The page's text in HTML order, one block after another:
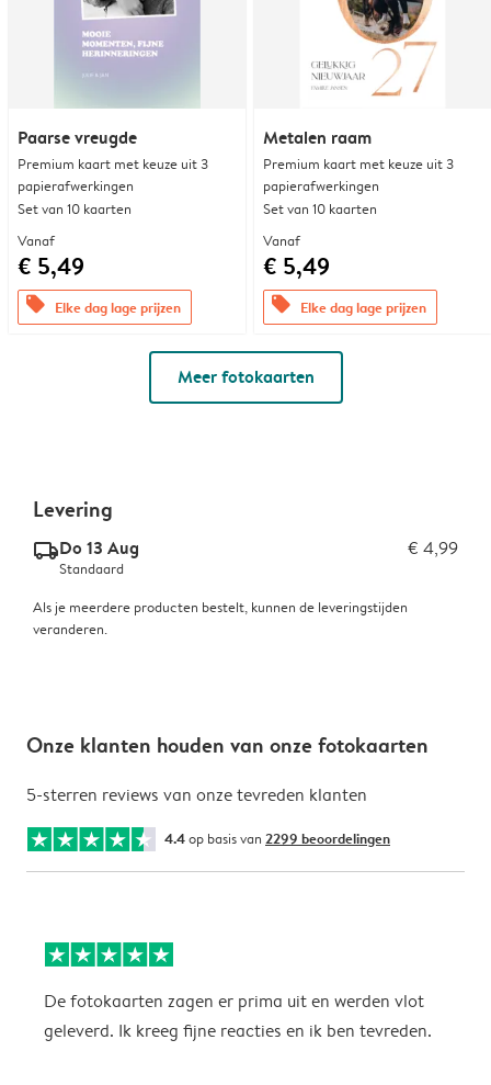
Paarse vreugde
Premium kaart met keuze uit 3
papierafwerkingen
Set van 10 kaarten
Vanaf
€ 5,49
offers Elke dag lage prijzen
Metalen raam
Premium kaart met keuze uit 3
papierafwerkingen
Set van 10 kaarten
Vanaf
€ 5,49
offers Elke dag lage prijzen
Meer fotokaarten
Levering
delivery_standard_v2Do 13 Aug € 4,99
Standaard
Als je meerdere producten bestelt, kunnen de leveringstijden
veranderen.
Onze klanten houden van onze fotokaarten
5-sterren reviews van onze tevreden klanten
4.4op basis van 2299 beoordelingen
De fotokaarten zagen er prima uit en werden vlot
geleverd. Ik kreeg fijne reacties en ik ben tevreden.